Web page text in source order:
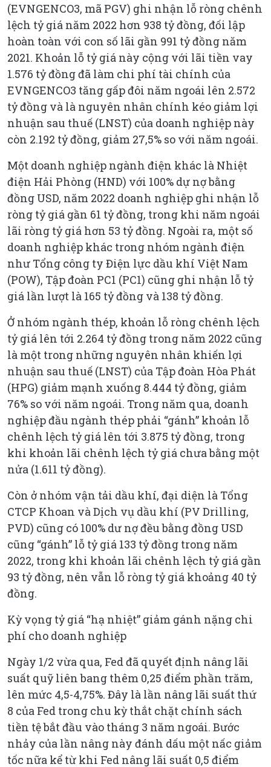
(EVNGENCO3, mã PGV) ghi nhận lỗ ròng chênh
lệch tỷ giá năm 2022 hơn 938 tỷ đồng, đối lập
hoàn toàn với con số lãi gần 991 tỷ đồng năm
2021. Khoản lỗ tỷ giá này cộng với lãi tiền vay
1.576 tỷ đồng đã làm chi phí tài chính của
EVNGENCO3 tăng gấp đôi năm ngoái lên 2.572
tỷ đồng và là nguyên nhân chính kéo giảm lợi
nhuận sau thuế (LNST) của doanh nghiệp này
còn 2.192 tỷ đồng, giảm 27,5% so với năm ngoái.
Một doanh nghiệp ngành điện khác là Nhiệt
điện Hải Phòng (HND) với 100% dự nợ bằng
đồng USD, năm 2022 doanh nghiệp ghi nhận lỗ
ròng tỷ giá gần 61 tỷ đồng, trong khi năm ngoái
lãi ròng tỷ giá hơn 53 tỷ đồng. Ngoài ra, một số
doanh nghiệp khác trong nhóm ngành điện
như Tổng công ty Điện lực dầu khí Việt Nam
(POW), Tập đoàn PC1 (PC1) cũng ghi nhận lỗ tỷ
giá lần lượt là 165 tỷ đồng và 138 tỷ đồng.
Ở nhóm ngành thép, khoản lỗ ròng chênh lệch
tỷ giá lên tới 2.264 tỷ đồng trong năm 2022 cũng
là một trong những nguyên nhân khiến lợi
nhuận sau thuế (LNST) của Tập đoàn Hòa Phát
(HPG) giảm mạnh xuống 8.444 tỷ đồng, giảm
76% so với năm ngoái. Trong năm qua, doanh
nghiệp đầu ngành thép phải “gánh” khoản lỗ
chênh lệch tỷ giá lên tới 3.875 tỷ đồng, trong
khi khoản lãi chênh lệch tỷ giá chưa bằng một
nửa (1.611 tỷ đồng).
Còn ở nhóm vận tải dầu khí, đại diện là Tổng
CTCP Khoan và Dịch vụ dầu khí (PV Drilling,
PVD) cũng có 100% dư nợ đều bằng đồng USD
cũng “gánh” lỗ tỷ giá 133 tỷ đồng trong năm
2022, trong khi khoản lãi chênh lệch tỷ giá gần
93 tỷ đồng, nên vẫn lỗ ròng tỷ giá khoảng 40 tỷ
đồng.
Kỳ vọng tỷ giá “hạ nhiệt” giảm gánh nặng chi
phí cho doanh nghiệp
Ngày 1/2 vừa qua, Fed đã quyết định nâng lãi
suất quỹ liên bang thêm 0,25 điểm phần trăm,
lên mức 4,5-4,75%. Đây là lần nâng lãi suất thứ
8 của Fed trong chu kỳ thắt chặt chính sách
tiền tệ bắt đầu vào tháng 3 năm ngoái. Bước
nhảy của lần nâng này đánh dấu một nấc giảm
tốc nữa kể từ khi Fed nâng lãi suất 0,5 điểm